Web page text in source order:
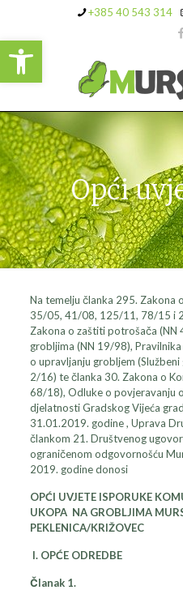
Open toolbar
+385 40 543 314
Opći
Na temelju članka 295. Zakona
35/05, 41/08, 125/11, 78/15 i
Zakona o zaštiti potrošača
grobljima (NN 19/98),
o upravljanju grobljem
2/16) te članka 30. Zakona o
68/18), Odluke o povjeravanju
djelatnosti Gradskog Vijeća
31.01.2019. godine , Uprava
člankom 21. Društvenog
ograničenom odgovornošću
2019. godine donosi
OPĆI UVJETE ISPORUKE
UKOPA NA GROBLJIMA
PEKLENICA/KRIŽOVEC
I. OPĆE ODREDBE
Članak 1.